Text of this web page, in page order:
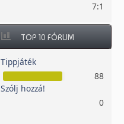
7:1
TOP 10 FÓRUM
Tippjáték
88
Szólj hozzá!
0